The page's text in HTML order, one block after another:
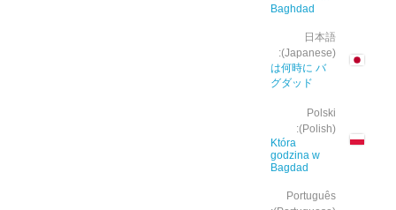
Baghdad
日本語
(Japanese):
は何時に バ
グダッド
Polski
(Polish):
Która
godzina w
Bagdad
Português